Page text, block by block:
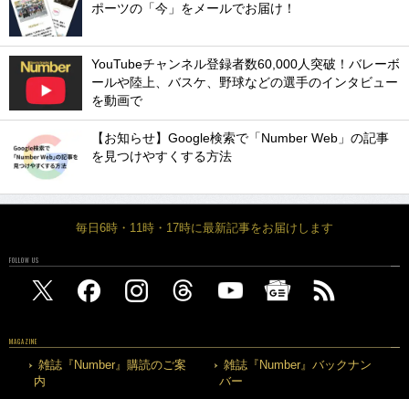
ポーツの「今」をメールでお届け！
YouTubeチャンネル登録者数60,000人突破！バレーボ
ールや陸上、バスケ、野球などの選手のインタビュー
を動画で
【お知らせ】Google検索で「Number Web」の記事
を見つけやすくする方法
毎日6時・11時・17時に最新記事をお届けします
FOLLOW US
MAGAZINE
雑誌『Number』購読のご案
内
雑誌『Number』バックナン
バー